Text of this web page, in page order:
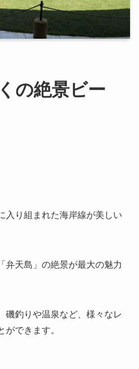
の絶景ビー
入り組まれた海岸線が美しい
弁天島」の絶景が最大の魅力
磯釣りや温泉など、様々なレ
ができます。